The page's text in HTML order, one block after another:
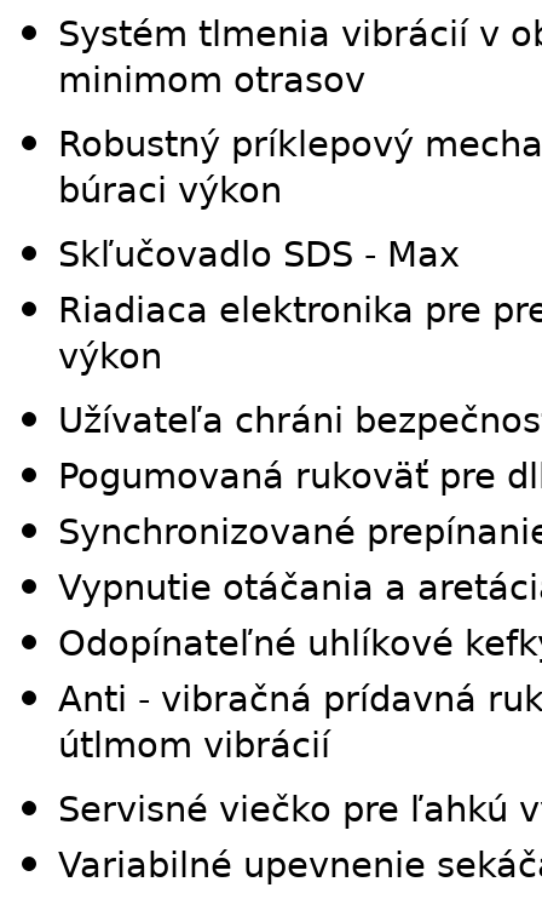
Systém tlmenia vibrácií v
minimom otrasov
Robustný príklepový
búraci výkon
Skľučovadlo SDS - Max
Riadiaca elektronika pre
výkon
Užívateľa chráni
Pogumovaná rukoväť pre
Synchronizované
Vypnutie otáčania a
Odopínateľné uhlíkové
Anti - vibračná prídavná
útlmom vibrácií
Servisné viečko pre ľahkú
Variabilné upevnenie